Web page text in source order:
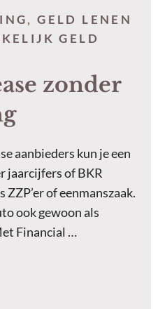
,GELD LENEN
GELD
zonder
aanbieders kun je een
jaarcijfers of BKR
of eenmanszaak.
ook gewoon als
Financial …